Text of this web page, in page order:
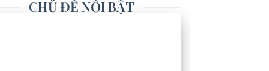
CHỦ ĐỀ NỔI BẬT